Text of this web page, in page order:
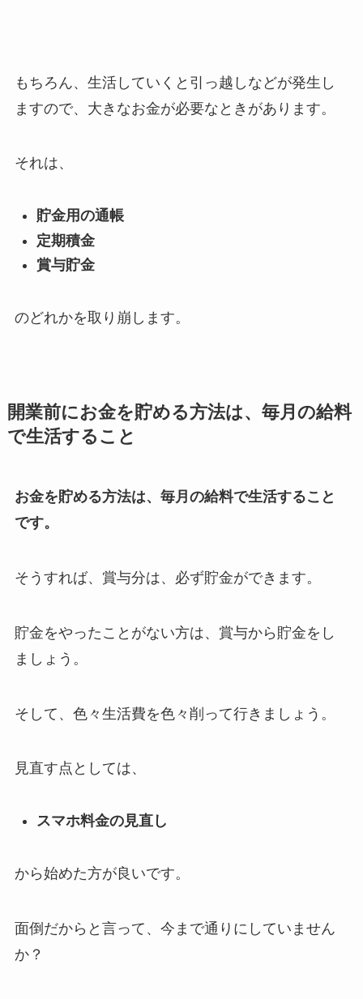
もちろん、生活していくと引っ越しなどが発生し
ますので、大きなお金が必要なときがあります。
それは、
貯金用の通帳
定期積金
賞与貯金
のどれかを取り崩します。
開業前にお金を貯める方法は、毎月の給料
で生活すること
お金を貯める方法は、毎月の給料で生活すること
です。
そうすれば、賞与分は、必ず貯金ができます。
貯金をやったことがない方は、賞与から貯金をし
ましょう。
そして、色々生活費を色々削って行きましょう。
見直す点としては、
スマホ料金の見直し
から始めた方が良いです。
面倒だからと言って、今まで通りにしていません
か？